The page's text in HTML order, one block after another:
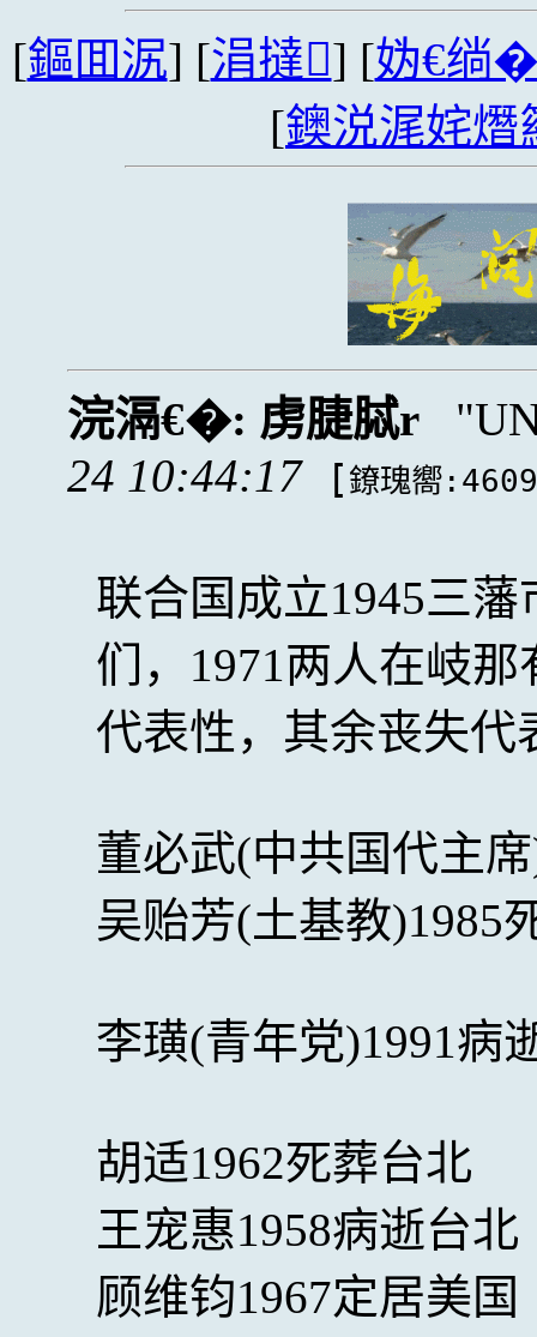
[鏂囬泦] [涓撻] [妫€绱
[鐭涚浘姹熸
浣滆€�: 虏脻脦r
24 10:44:17
[鐐瑰嚮
联合国成立1945三
们，1971两人在岐
代表性，其余丧失代
董必武(中共国代主
吴贻芳(土基教)1985
李璜(青年党)1991病
胡适1962死葬台北
王宠惠1958病逝台北
顾维钧1967定居美国